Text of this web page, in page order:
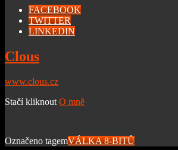
FACEBOOK
TWITTER
LINKEDIN
Clous
www.clous.cz
Stačí kliknout O mně
Označeno tagemVÁLKA 8-BITŮ